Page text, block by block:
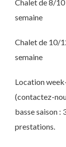
Chalet de 8/
semaine
Chalet de 10/
semaine
Location
(contactez-
basse saison :
prestations.